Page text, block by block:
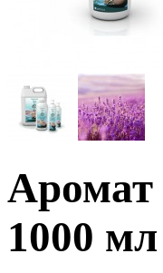
Аромат
1000 мл